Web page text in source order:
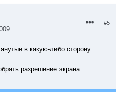
#5
в какую-либо сторону.
разрешение экрана.